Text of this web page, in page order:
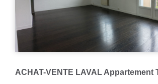
ACHAT-VENTE LAVAL Appartement